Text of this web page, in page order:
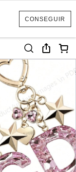
CONSEGUIR